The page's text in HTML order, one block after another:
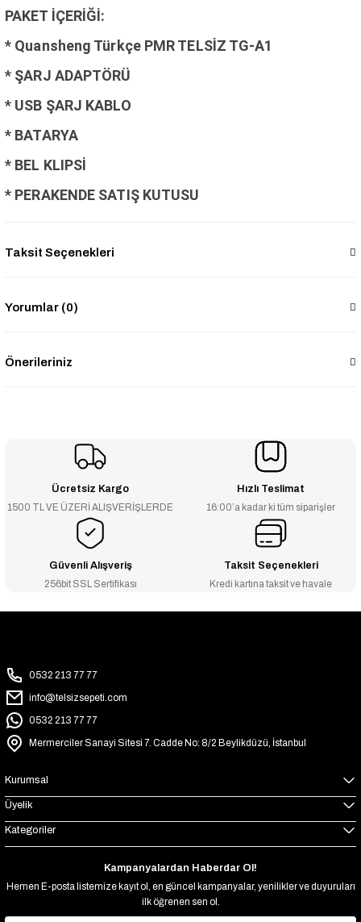
PAKET İÇERİĞİ:
* Quansheng Türkçe PMR TELSİZ TG-A1
* ŞARJ ADAPTÖRÜ
* USB ŞARJ KABLO
* BATARYA
* BEL KLIPSİ
* PERAKENDE SATIŞ KUTUSU
Taksit Seçenekleri
Yorumlar (0)
Önerileriniz
Ücretsiz Kargo
1500 TL VE ÜZERİ ALIŞVERİŞLERDE
Hızlı Teslimat
16:00’a kadar ki tüm siparişler
Güvenli Alışveriş
256bit SSL Sertifikası
Taksit Seçenekleri
Kredi kartına taksit ve havale
0532 213 77 77
info@telsizsepeti.com
0532 213 77 77
Mermerciler Sanayi Sitesi 7. Cadde No: 8/2 Beylikdüzü, İstanbul
Kurumsal
Üyelik
Kategoriler
Kampanyalardan Haberdar Ol!
Hemen E-posta listemize kayıt ol, en güncel kampanyalar, yenilikler ve duyuruları
ilk öğrenen sen ol.